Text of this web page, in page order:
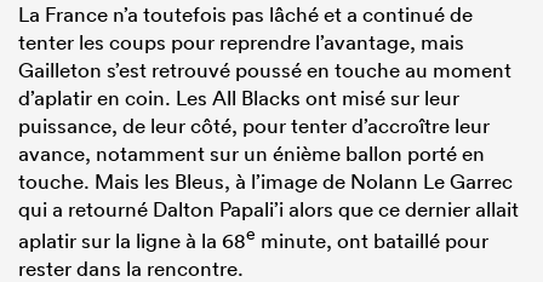
La France n’a toutefois pas lâché et a continué de
tenter les coups pour reprendre l’avantage, mais
Gailleton s’est retrouvé poussé en touche au moment
d’aplatir en coin. Les All Blacks ont misé sur leur
puissance, de leur côté, pour tenter d’accroître leur
avance, notamment sur un énième ballon porté en
touche. Mais les Bleus, à l’image de Nolann Le Garrec
qui a retourné Dalton Papali’i alors que ce dernier allait
aplatir sur la ligne à la 68e minute, ont bataillé pour
rester dans la rencontre.